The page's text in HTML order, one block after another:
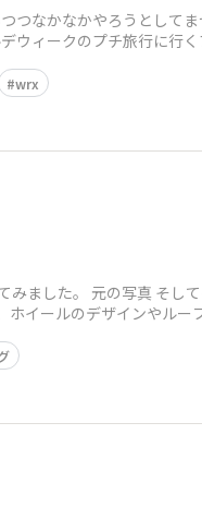
なかなかやろうとして
ウィークのプチ旅行に行
wrx
ました。 元の写真 そし
イールのデザインやル